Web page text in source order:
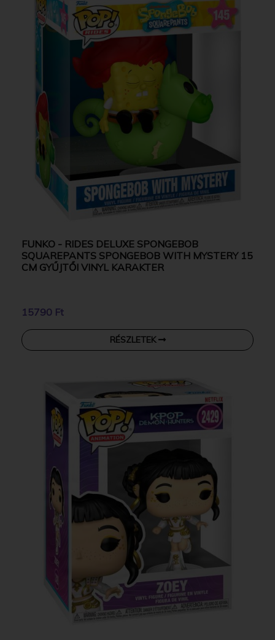
FUNKO - RIDES DELUXE SPONGEBOB
SQUAREPANTS SPONGEBOB WITH MYSTERY 15
CM GYŰJTŐI VINYL KARAKTER
15790 Ft
RÉSZLETEK